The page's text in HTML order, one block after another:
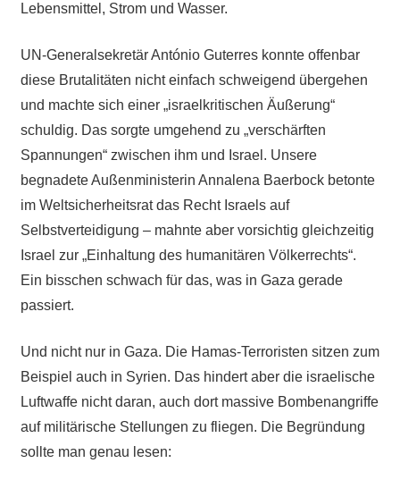
Lebensmittel, Strom und Wasser.
UN-Generalsekretär António Guterres konnte offenbar
diese Brutalitäten nicht einfach schweigend übergehen
und machte sich einer „israelkritischen Äußerung“
schuldig. Das sorgte umgehend zu „verschärften
Spannungen“ zwischen ihm und Israel. Unsere
begnadete Außenministerin Annalena Baerbock betonte
im Weltsicherheitsrat das Recht Israels auf
Selbstverteidigung – mahnte aber vorsichtig gleichzeitig
Israel zur „Einhaltung des humanitären Völkerrechts“.
Ein bisschen schwach für das, was in Gaza gerade
passiert.
Und nicht nur in Gaza. Die Hamas-Terroristen sitzen zum
Beispiel auch in Syrien. Das hindert aber die israelische
Luftwaffe nicht daran, auch dort massive Bombenangriffe
auf militärische Stellungen zu fliegen. Die Begründung
sollte man genau lesen: